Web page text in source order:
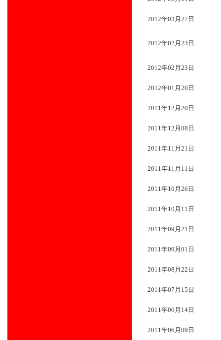
2012年03月27日
2012年02月23日
2012年02月23日
2012年01月20日
2011年12月20日
2011年12月08日
2011年11月21日
2011年11月11日
2011年10月26日
2011年10月11日
2011年09月21日
2011年09月01日
2011年08月22日
2011年07月15日
2011年06月14日
2011年06月09日